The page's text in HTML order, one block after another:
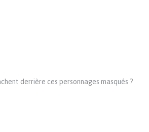
derrière ces personnages masqués ?